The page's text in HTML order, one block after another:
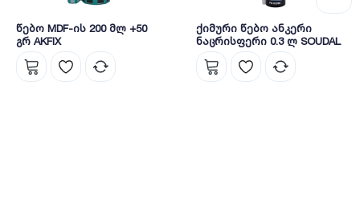
წებო MDF-ის 200 მლ +50
გრ AKFIX
ქიმური წებო ანკერი
ნაცრისფერი 0.3 ლ SOUDAL